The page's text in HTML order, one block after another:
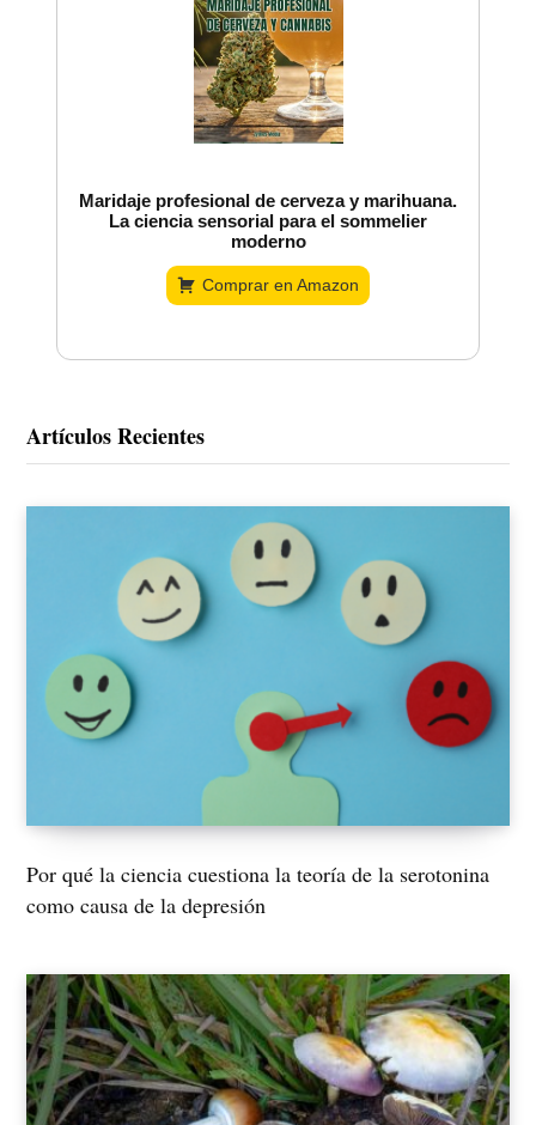
Maridaje profesional de cerveza y marihuana.
La ciencia sensorial para el sommelier
moderno
Comprar en Amazon
Artículos Recientes
Por qué la ciencia cuestiona la teoría de la serotonina
como causa de la depresión